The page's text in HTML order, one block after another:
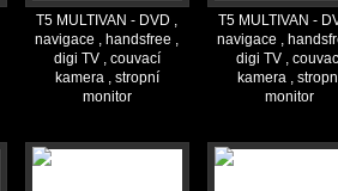
T5 MULTIVAN - DVD ,
navigace , handsfree ,
digi TV , couvací
kamera , stropní
monitor
T5 MULTIVAN -
navigace ,
digi TV ,
kamera ,
monitor